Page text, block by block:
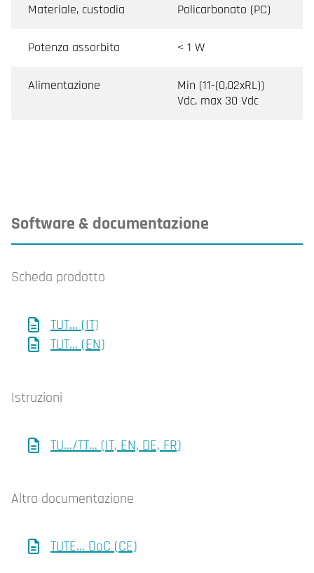
Materiale, custodia Policarbonato (PC)
Potenza assorbita < 1 W
Alimentazione
Min (11-(0,02xRL))
Vdc, max 30 Vdc
Software & documentazione
Scheda prodotto
TUT... (IT)
TUT... (EN)
Istruzioni
TU.../TT... (IT, EN, DE, FR)
Altra documentazione
TUTE... DoC (CE)